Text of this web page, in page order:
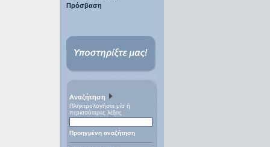
Πρόσβαση
Αναζήτηση
Πληκτρολογήστε μία ή
περισσότερες λέξεις
Προηγμένη αναζήτηση